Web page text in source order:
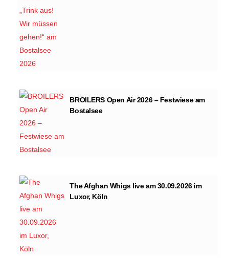
BROILERS Open Air 2026 – Festwiese am
Bostalsee
The Afghan Whigs live am 30.09.2026 im
Luxor, Köln